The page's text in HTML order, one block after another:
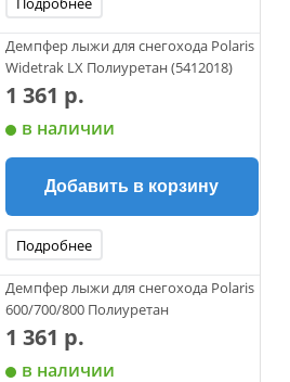
Демпфер лыжи для снегохода Polaris
Widetrak LX Полиуретан (5412018)
1 361 р.
в наличии
Добавить в корзину
Подробнее
Демпфер лыжи для снегохода Polaris
600/700/800 Полиуретан
1 361 р.
в наличии